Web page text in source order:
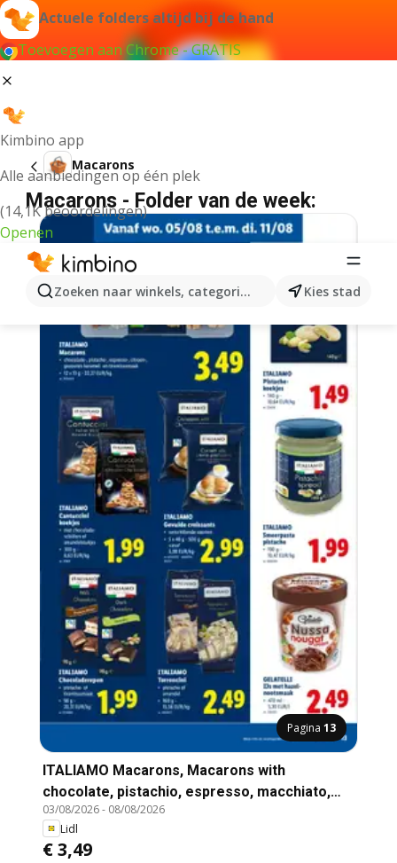
Actuele folders altijd bij de hand
Toevoegen aan Chrome - GRATIS
Kimbino app
Alle aanbiedingen op één plek
(14,1K beoordelingen)
Openen
Zoeken naar winkels, categorieën, producten...
Kies stad
Macarons
Macarons - Folder van de week:
Pagina 13
ITALIAMO Macarons, Macarons with
chocolate, pistachio, espresso, macchiato,
lemon, salted caramel and tiramisu filling
03/08/2026- 08/08/2026
Lidl
€ 3,49